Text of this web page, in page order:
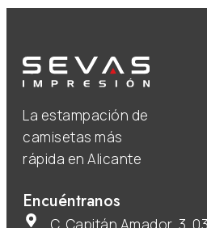
La estampación de
camisetas más
rápida en Alicante
Encuéntranos